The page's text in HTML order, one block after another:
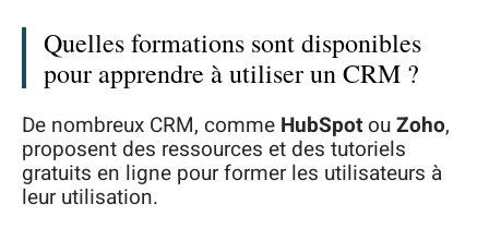
Quelles formations sont disponibles
pour apprendre à utiliser un CRM ?
De nombreux CRM, comme HubSpot ouZoho,
proposent des ressources et des tutoriels
gratuits en ligne pour former les utilisateurs à
leur utilisation.